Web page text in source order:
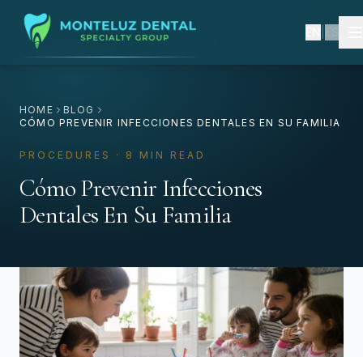
HOME
BLOG
CÓMO PREVENIR INFECCIONES DENTALES EN SU FAMILIA
PROCEDURES · 8 MIN READ
Cómo Prevenir Infecciones
Dentales En Su Familia